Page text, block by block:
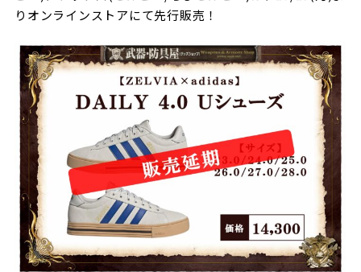
りオンラインストアにて先行販売！